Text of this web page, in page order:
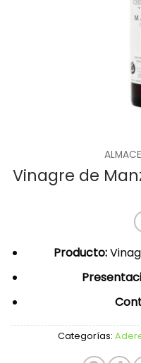
Vinagre de
Producto:
Categorías: